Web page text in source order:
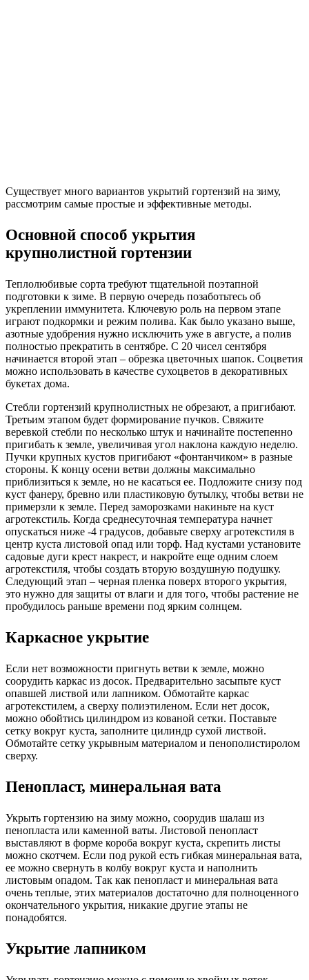
Существует много вариантов укрытий гортензий на зиму,
рассмотрим самые простые и эффективные методы.
Основной способ укрытия
крупнолистной гортензии
Теплолюбивые сорта требуют тщательной поэтапной
подготовки к зиме. В первую очередь позаботьтесь об
укреплении иммунитета. Ключевую роль на первом этапе
играют подкормки и режим полива. Как было указано выше,
азотные удобрения нужно исключить уже в августе, а полив
полностью прекратить в сентябре. С 20 чисел сентября
начинается второй этап – обрезка цветочных шапок. Соцветия
можно использовать в качестве сухоцветов в декоративных
букетах дома.
Стебли гортензий крупнолистных не обрезают, а пригибают.
Третьим этапом будет формирование пучков. Свяжите
веревкой стебли по несколько штук и начинайте постепенно
пригибать к земле, увеличивая угол наклона каждую неделю.
Пучки крупных кустов пригибают «фонтанчиком» в разные
стороны. К концу осени ветви должны максимально
приблизиться к земле, но не касаться ее. Подложите снизу под
куст фанеру, бревно или пластиковую бутылку, чтобы ветви не
примерзли к земле. Перед заморозками накиньте на куст
агротекстиль. Когда среднесуточная температура начнет
опускаться ниже -4 градусов, добавьте сверху агротекстиля в
центр куста листовой опад или торф. Над кустами установите
садовые дуги крест накрест, и накройте еще одним слоем
агротекстиля, чтобы создать вторую воздушную подушку.
Следующий этап – черная пленка поверх второго укрытия,
это нужно для защиты от влаги и для того, чтобы растение не
пробудилось раньше времени под ярким солнцем.
Каркасное укрытие
Если нет возможности пригнуть ветви к земле, можно
соорудить каркас из досок. Предварительно засыпьте куст
опавшей листвой или лапником. Обмотайте каркас
агротекстилем, а сверху полиэтиленом. Если нет досок,
можно обойтись цилиндром из кованой сетки. Поставьте
сетку вокруг куста, заполните цилиндр сухой листвой.
Обмотайте сетку укрывным материалом и пенополистиролом
сверху.
Пенопласт, минеральная вата
Укрыть гортензию на зиму можно, соорудив шалаш из
пенопласта или каменной ваты. Листовой пенопласт
выставляют в форме короба вокруг куста, скрепить листы
можно скотчем. Если под рукой есть гибкая минеральная вата,
ее можно свернуть в колбу вокруг куста и наполнить
листовым опадом. Так как пенопласт и минеральная вата
очень теплые, этих материалов достаточно для полноценного
окончательного укрытия, никакие другие этапы не
понадобятся.
Укрытие лапником